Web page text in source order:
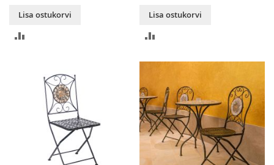
Lisa ostukorvi
Lisa ostukorvi